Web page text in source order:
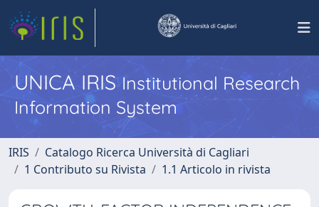
UNICA IRISInstitutional Research
Information System
IRIS
Catalogo Ricerca Università di Cagliari
1 Contributo su Rivista
1.1 Articolo in rivista